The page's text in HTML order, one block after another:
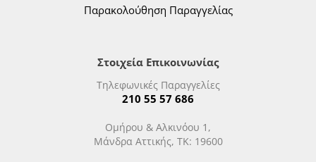
Παρακολούθηση Παραγγελίας
Στοιχεία Επικοινωνίας
Τηλεφωνικές Παραγγελίες
210 55 57 686
Ομήρου & Αλκινόου 1,
Μάνδρα Αττικής, ΤΚ: 19600